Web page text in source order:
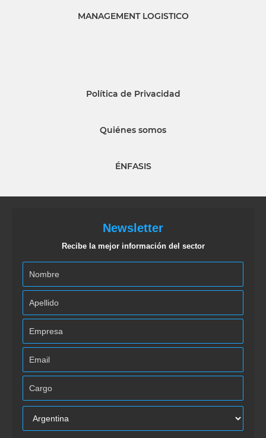
MANAGEMENT LOGISTICO
Política de Privacidad
Quiénes somos
ÉNFASIS
Newsletter
Recibe la mejor información del sector